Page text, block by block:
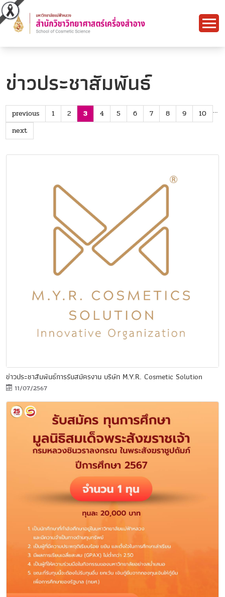
ข่าวประชาสัมพันธ์
previous 1 2 3 4 5 6 7 8 9 10
…
next
ข่าวประชาสัมพันธ์การรับสมัครงาน บริษัท M.Y.R. Cosmetic Solution
11/07/2567